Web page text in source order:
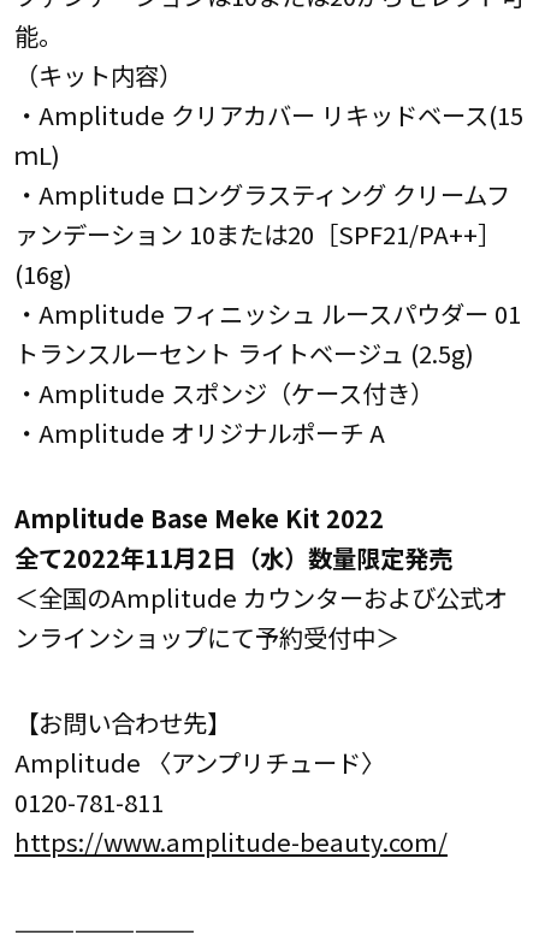
能。
（キット内容）
・Amplitude クリアカバー リキッドベース(15
ｍL)
・Amplitude ロングラスティング クリームフ
ァンデーション 10または20［SPF21/PA++］
(16g)
・Amplitude フィニッシュ ルースパウダー 01
トランスルーセント ライトベージュ (2.5g)
・Amplitude スポンジ（ケース付き）
・Amplitude オリジナルポーチ A
Amplitude Base Meke Kit 2022
全て2022年11月2日（水）数量限定発売
＜全国のAmplitude カウンターおよび公式オ
ンラインショップにて予約受付中＞
【お問い合わせ先】
Amplitude 〈アンプリチュード〉
0120-781-811
https://www.amplitude-beauty.com/
—————————